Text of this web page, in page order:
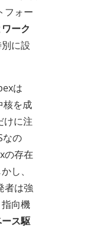
フォー
ーク
に設
は
核を成
けに注
なの
の存在
し、
者は強
向機
ス駆